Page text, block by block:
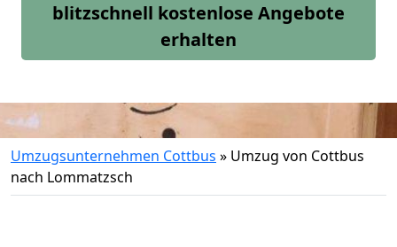
blitzschnell kostenlose Angebote
erhalten
Umzugsunternehmen Cottbus » Umzug von Cottbus
nach Lommatzsch